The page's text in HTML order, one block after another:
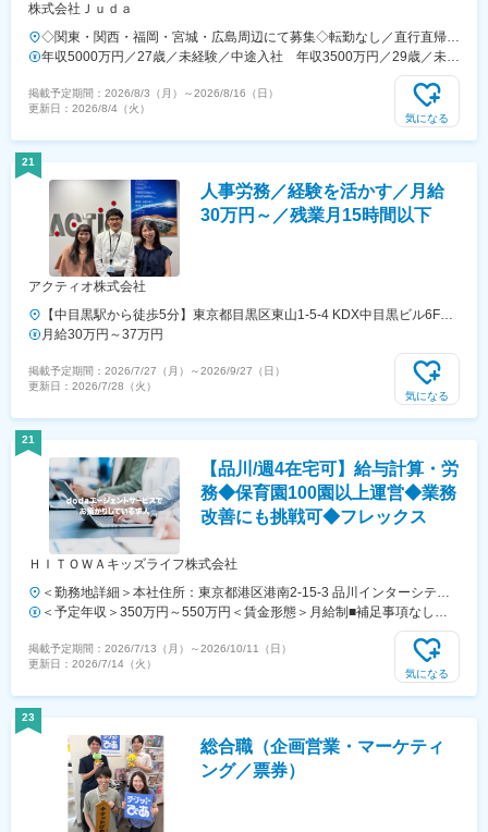
株式会社Ｊｕｄａ
◇関東・関西・福岡・宮城・広島周辺にて募集◇転勤なし／直行直帰
OK◇関東、広島エリア積極採用中■関東支社東京都中央区新川1-3-3 グ
リーンオーク茅場町４F└『茅場町駅』徒歩２分、『日本橋駅』徒歩７
分■関西支社大阪府大阪市西区京町堀1-3-3 肥後橋パークビル4階└『肥
後橋駅』徒歩3分、『本町駅』徒歩6分■福岡支店福岡県福岡市博多区御
電前駅』徒歩1分【その他勤務地】・関東圏内（東京都、神奈川県、埼
玉県、千葉県、茨城県、栃木県、群馬県）・関西圏内（大阪府、兵庫
県、京都府、滋賀県、奈良県）・福岡周辺（福岡県、大分県、熊本県、
佐賀県、山口県）・東北圏内（宮城県、岩手県、秋田県、山形県、福島
県）・広島周辺（広島県、岡山県、島根県、鳥取県）※東京本社／東京
都大田区多摩川2丁目22-15※面接場所は本社とは別になります
年収5000万円／27歳／未経験／中途入社 年収3500万円／29歳／未経
掲載予定期間： 2026/8/3（月） ～2026/8/16（日）
更新日： 2026/8/4（火）
気になる
21
人事労務／経験を活かす／月給
30万円～／残業月15時間以下
アクティオ株式会社
【中目黒駅から徒歩5分】東京都目黒区東山1-5-4 KDX中目黒ビル6F受
動喫煙対策：屋内全面禁煙※当面転勤なし
月給30万円～37万円
掲載予定期間： 2026/7/27（月） ～2026/9/27（日）
更新日： 2026/7/28（火）
気になる
21
【品川/週4在宅可】給与計算・労
務◆保育園100園以上運営◆業務
改善にも挑戦可◆フレックス
ＨＩＴＯＷＡキッズライフ株式会社
＜勤務地詳細＞本社住所：東京都港区港南2-15-3 品川インターシティC
棟勤務地最寄駅：JR線／品川駅受動喫煙対策：屋内全面禁煙変更の範
＜予定年収＞350万円～550万円＜賃金形態＞月給制■補足事項なし＜
賃金内訳＞月額（基本給）：220,000円～350,000円＜月給＞220,000
円～350,000円＜昇給有無＞有＜残業手当＞有＜給与補足＞■賞与実
績：年2回（7月・12月）賃金はあくまでも目安の金額であり、選考を
掲載予定期間： 2026/7/13（月） ～2026/10/11（日）
更新日： 2026/7/14（火）
気になる
23
総合職（企画営業・マーケティ
ング／票券）